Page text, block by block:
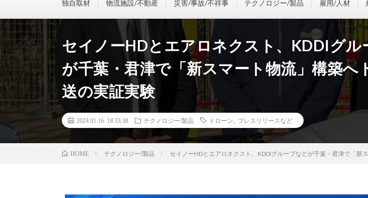
独自取材 物流施設/不動産 災害/事故/不祥事 テクノロジー/製品 雇用/人材
セイノーHDとエアロネクスト、KDDIグル
が千葉・君津で「新スマート物流」構築へ
送の実証実験
2024.01.16 18:33:38 テクノロジー/製品 ドローン プレスリリースなど
HOME テクノロジー/製品 セイノーHDとエアロネクスト、KDDIグループなどが千葉・君津で「新